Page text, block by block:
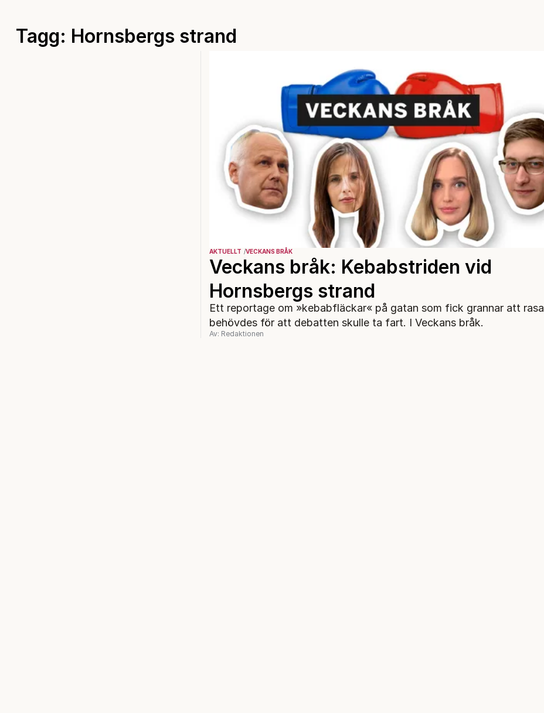
Tagg: Hornsbergs strand
AKTUELLT VECKANS BRÅK
Veckans bråk: Kebabstriden vid
Hornsbergs strand
Ett reportage om »kebabfläckar« på gatan som fick grannar att rasa
behövdes för att debatten skulle ta fart. I Veckans bråk.
Av: Redaktionen